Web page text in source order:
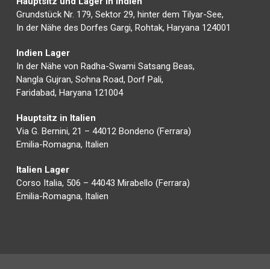
Grundstück Nr. 179, Sektor 29, hinter dem Tilyar-See,
In der Nähe des Dorfes Gargi, Rohtak, Haryana 124001
Indien Lager
In der Nähe von Radha-Swami Satsang Beas,
Nangla Gujran, Sohna Road, Dorf Pali,
Faridabad, Haryana 121004
Hauptsitz in Italien
Via G. Bernini, 21 – 44012 Bondeno (Ferrara)
Emilia-Romagna, Italien
Italien Lager
Corso Italia, 506 – 44043 Mirabello (Ferrara)
Emilia-Romagna, Italien